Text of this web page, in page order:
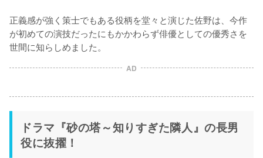
正義感が強く策士でもある役柄を堂々と演じた佐野は、今作
が初めての演技だったにもかかわらず俳優としての優秀さを
世間に知らしめました。
AD
ドラマ『砂の塔～知りすぎた隣人』の長男
役に抜擢！